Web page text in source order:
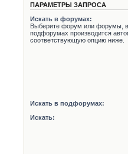
ПАРАМЕТРЫ ЗАПРОСА
Искать в форумах:
Выберите форум или форумы, в
подфорумах производится
соответствующую опцию ниже.
Искать в подфорумах:
Искать: